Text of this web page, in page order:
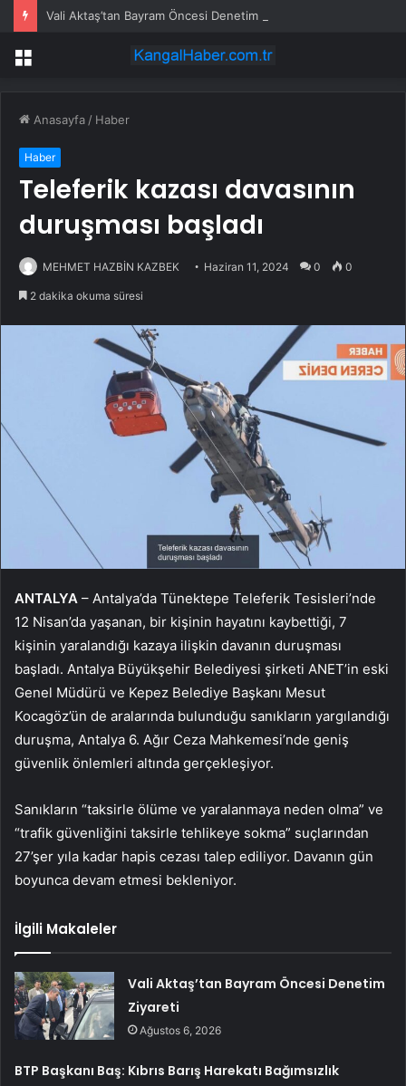
Vali Aktaş’tan Bayram Öncesi Denetim Ziyareti
Menü
Anasayfa / Haber
Haber
Teleferik kazası davasının
duruşması başladı
MEHMET HAZBİN KAZBEK Haziran 11, 2024 0 0
2 dakika okuma süresi
ANTALYA – Antalya’da Tünektepe Teleferik Tesisleri’nde
12 Nisan’da yaşanan, bir kişinin hayatını kaybettiği, 7
kişinin yaralandığı kazaya ilişkin davanın duruşması
başladı. Antalya Büyükşehir Belediyesi şirketi ANET’in eski
Genel Müdürü ve Kepez Belediye Başkanı Mesut
Kocagöz’ün de aralarında bulunduğu sanıkların yargılandığı
duruşma, Antalya 6. Ağır Ceza Mahkemesi’nde geniş
güvenlik önlemleri altında gerçekleşiyor.
Sanıkların “taksirle ölüme ve yaralanmaya neden olma” ve
“trafik güvenliğini taksirle tehlikeye sokma” suçlarından
27’şer yıla kadar hapis cezası talep ediliyor. Davanın gün
boyunca devam etmesi bekleniyor.
İlgili Makaleler
Vali Aktaş’tan Bayram Öncesi Denetim
Ziyareti
Ağustos 6, 2026
BTP Başkanı Baş: Kıbrıs Barış Harekatı Bağımsızlık